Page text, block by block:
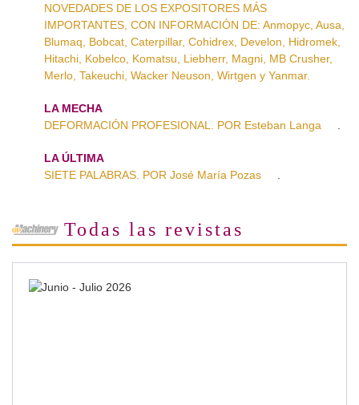
NOVEDADES DE LOS EXPOSITORES MÁS
IMPORTANTES, CON INFORMACIÓN DE: Anmopyc, Ausa,
Blumaq, Bobcat, Caterpillar, Cohidrex, Develon, Hidromek,
Hitachi, Kobelco, Komatsu, Liebherr, Magni, MB Crusher,
Merlo, Takeuchi, Wacker Neuson, Wirtgen y Yanmar.
LA MECHA
DEFORMACIÓN PROFESIONAL. POR Esteban Langa
LA ÚLTIMA
SIETE PALABRAS. POR José María Pozas
Todas las revistas